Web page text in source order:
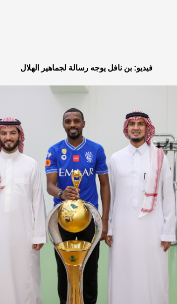
فيديو: بن نافل يوجه رسالة لجماهير الهلال